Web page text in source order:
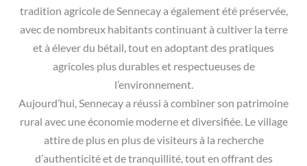
tradition agricole de Sennecay a également été préservée,
avec de nombreux habitants continuant à cultiver la terre
et à élever du bétail, tout en adoptant des pratiques
agricoles plus durables et respectueuses de
l’environnement.
Aujourd’hui, Sennecay a réussi à combiner son patrimoine
rural avec une économie moderne et diversifiée. Le village
attire de plus en plus de visiteurs à la recherche
d’authenticité et de tranquillité, tout en offrant des